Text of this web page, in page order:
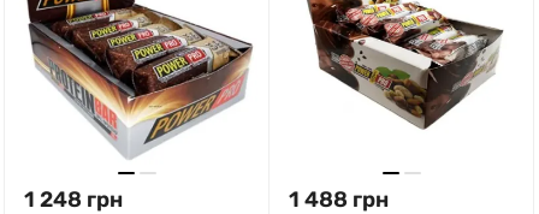
1 248 грн 1 488 грн